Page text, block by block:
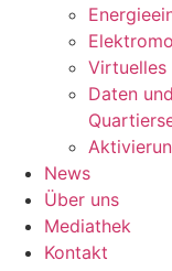
Virtuelles
Daten
News
Über uns
Mediathek
Kontakt